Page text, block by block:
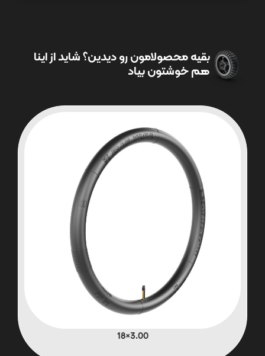
بقیه محصولامون رو دیدین؟ شاید از اینا
هم خوشتون بیاد
3.00×18